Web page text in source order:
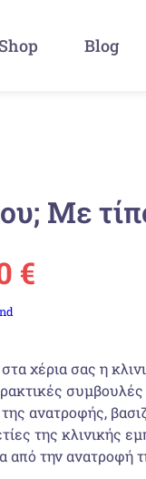
Shop Blog
Με
€
€
ist:
19,80 €.
χέρια σας η
συμβουλές
ανατροφής,
της κλινικής
από την ανατροφή